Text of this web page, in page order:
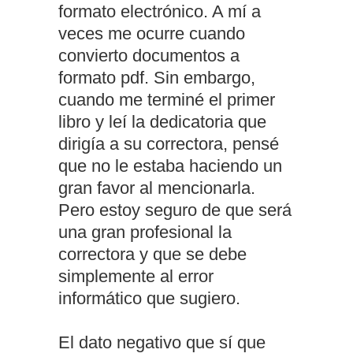
formato electrónico. A mí a
veces me ocurre cuando
convierto documentos a
formato pdf. Sin embargo,
cuando me terminé el primer
libro y leí la dedicatoria que
dirigía a su correctora, pensé
que no le estaba haciendo un
gran favor al mencionarla.
Pero estoy seguro de que será
una gran profesional la
correctora y que se debe
simplemente al error
informático que sugiero.
El dato negativo que sí que